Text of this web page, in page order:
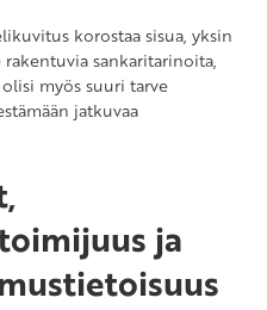
korostaa sisua, yksin
sankaritarinoita,
olisi myös suuri tarve
jatkuvaa
ja